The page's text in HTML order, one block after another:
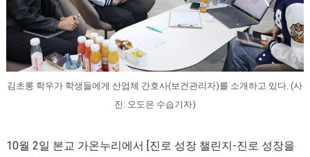
김초롱 학우가 학생들에게 산업체 간호사(보건관리자)를 소개하고 있다. (사
진: 오도은 수습기자)
10월 2일 본교 가온누리에서 [진로 성장 챌린지-진로 성장을